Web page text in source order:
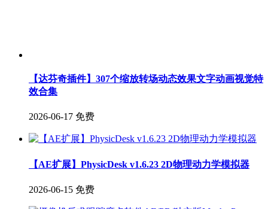
【达芬奇插件】307个缩放转场动态效果文字动画视觉特
效合集
2026-06-17 免费
【AE扩展】PhysicDesk v1.6.23 2D物理动力学模拟器
2026-06-15 免费